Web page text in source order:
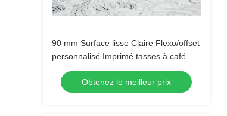
90 mm Surface lisse Claire Flexo/offset
personnalisé Imprimé tasses à café
jetables
Obtenez le meilleur prix